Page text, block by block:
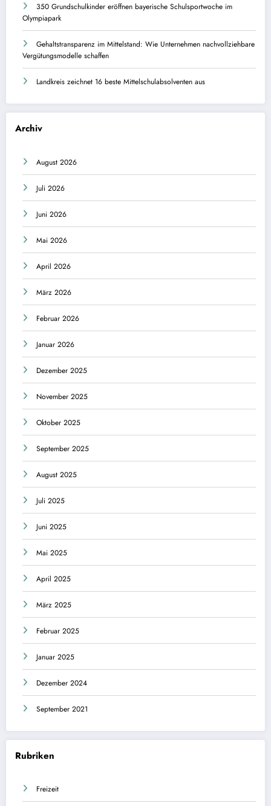
350 Grundschulkinder eröffnen bayerische Schulsportwoche im
Olympiapark
Gehaltstransparenz im Mittelstand: Wie Unternehmen nachvollziehbare
Vergütungsmodelle schaffen
Landkreis zeichnet 16 beste Mittelschulabsolventen aus
Archiv
August 2026
Juli 2026
Juni 2026
Mai 2026
April 2026
März 2026
Februar 2026
Januar 2026
Dezember 2025
November 2025
Oktober 2025
September 2025
August 2025
Juli 2025
Juni 2025
Mai 2025
April 2025
März 2025
Februar 2025
Januar 2025
Dezember 2024
September 2021
Rubriken
Freizeit